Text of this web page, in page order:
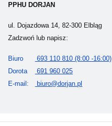
PPHU DORJAN
ul. Dojazdowa 14, 82-300 Elbląg
Zadzwoń lub napisz:
Biuro
693 110 810 (8:00 -16:00)
Dorota
691 960 025
E-mail:
biuro@dorjan.pl